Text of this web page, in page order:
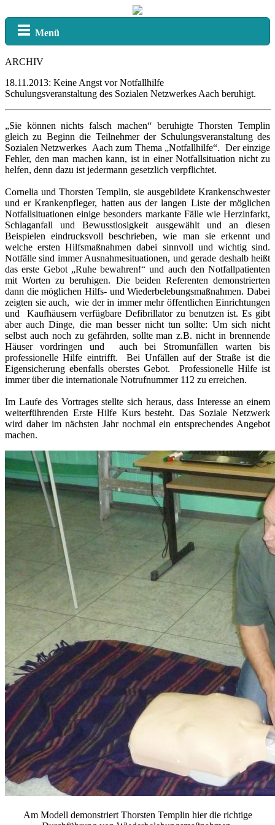
Menü
ARCHIV
18.11.2013: Keine Angst vor Notfallhilfe
Schulungsveranstaltung des Sozialen Netzwerkes Aach beruhigt.
„Sie können nichts falsch machen“ beruhigte Thorsten Templin
gleich zu Beginn die Teilnehmer der Schulungsveranstaltung des
Sozialen Netzwerkes Aach zum Thema „Notfallhilfe“. Der einzige
Fehler, den man machen kann, ist in einer Notfallsituation nicht zu
helfen, denn dazu ist jedermann gesetzlich verpflichtet.
Cornelia und Thorsten Templin, sie ausgebildete Krankenschwester
und er Krankenpfleger, hatten aus der langen Liste der möglichen
Notfallsituationen einige besonders markante Fälle wie Herzinfarkt,
Schlaganfall und Bewusstlosigkeit ausgewählt und an diesen
Beispielen eindrucksvoll beschrieben, wie man sie erkennt und
welche ersten Hilfsmaßnahmen dabei sinnvoll und wichtig sind.
Notfälle sind immer Ausnahmesituationen, und gerade deshalb heißt
das erste Gebot „Ruhe bewahren!“ und auch den Notfallpatienten
mit Worten zu beruhigen. Die beiden Referenten demonstrierten
dann die möglichen Hilfs- und Wiederbelebungsmaßnahmen. Dabei
zeigten sie auch, wie der in immer mehr öffentlichen Einrichtungen
und Kaufhäusern verfügbare Defibrillator zu benutzen ist. Es gibt
aber auch Dinge, die man besser nicht tun sollte: Um sich nicht
selbst auch noch zu gefährden, sollte man z.B. nicht in brennende
Häuser vordringen und auch bei Stromunfällen warten bis
professionelle Hilfe eintrifft. Bei Unfällen auf der Straße ist die
Eigensicherung ebenfalls oberstes Gebot. Professionelle Hilfe ist
immer über die internationale Notrufnummer 112 zu erreichen.
Im Laufe des Vortrages stellte sich heraus, dass Interesse an einem
weiterführenden Erste Hilfe Kurs besteht. Das Soziale Netzwerk
wird daher im nächsten Jahr nochmal ein entsprechendes Angebot
machen.
Am Modell demonstriert Thorsten Templin hier die richtige